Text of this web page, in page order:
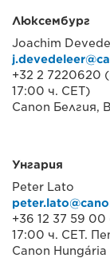
Люксембург
Joachim
+32 2 7220620
17:00 ч. CET)
Canon Белгия,
Унгария
Peter Lato
+36 12 37 59
17:00 ч. CET.
Canon Hungária